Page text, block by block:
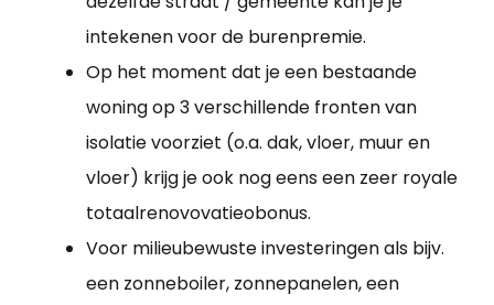
intekenen voor de burenpremie.
Op het moment dat je een bestaande
woning op 3 verschillende fronten van
isolatie voorziet (o.a. dak, vloer, muur en
vloer) krijg je ook nog eens een zeer royale
totaalrenovovatieobonus.
Voor milieubewuste investeringen als bijv.
een zonneboiler, zonnepanelen, een